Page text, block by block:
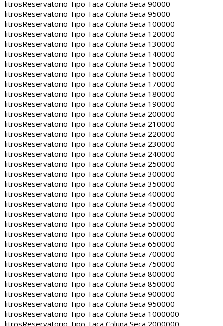
litrosReservatorio Tipo Taca Coluna Seca 90000
litrosReservatorio Tipo Taca Coluna Seca 95000
litrosReservatorio Tipo Taca Coluna Seca 100000
litrosReservatorio Tipo Taca Coluna Seca 120000
litrosReservatorio Tipo Taca Coluna Seca 130000
litrosReservatorio Tipo Taca Coluna Seca 140000
litrosReservatorio Tipo Taca Coluna Seca 150000
litrosReservatorio Tipo Taca Coluna Seca 160000
litrosReservatorio Tipo Taca Coluna Seca 170000
litrosReservatorio Tipo Taca Coluna Seca 180000
litrosReservatorio Tipo Taca Coluna Seca 190000
litrosReservatorio Tipo Taca Coluna Seca 200000
litrosReservatorio Tipo Taca Coluna Seca 210000
litrosReservatorio Tipo Taca Coluna Seca 220000
litrosReservatorio Tipo Taca Coluna Seca 230000
litrosReservatorio Tipo Taca Coluna Seca 240000
litrosReservatorio Tipo Taca Coluna Seca 250000
litrosReservatorio Tipo Taca Coluna Seca 300000
litrosReservatorio Tipo Taca Coluna Seca 350000
litrosReservatorio Tipo Taca Coluna Seca 400000
litrosReservatorio Tipo Taca Coluna Seca 450000
litrosReservatorio Tipo Taca Coluna Seca 500000
litrosReservatorio Tipo Taca Coluna Seca 550000
litrosReservatorio Tipo Taca Coluna Seca 600000
litrosReservatorio Tipo Taca Coluna Seca 650000
litrosReservatorio Tipo Taca Coluna Seca 700000
litrosReservatorio Tipo Taca Coluna Seca 750000
litrosReservatorio Tipo Taca Coluna Seca 800000
litrosReservatorio Tipo Taca Coluna Seca 850000
litrosReservatorio Tipo Taca Coluna Seca 900000
litrosReservatorio Tipo Taca Coluna Seca 950000
litrosReservatorio Tipo Taca Coluna Seca 1000000
litrosReservatorio Tipo Taca Coluna Seca 2000000